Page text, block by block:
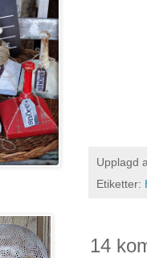
Upplagd
Etiketter:
14